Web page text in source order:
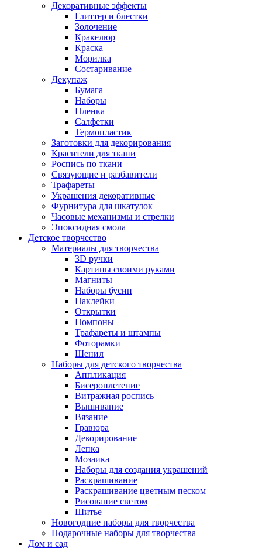
Декоративные эффекты
Глиттер и блестки
Золочение
Кракелюр
Краска
Морилка
Состаривание
Декупаж
Бумага
Наборы
Пленка
Салфетки
Термопластик
Заготовки для декорирования
Красители для ткани
Роспись по ткани
Связующие и разбавители
Трафареты
Украшения декоративные
Фурнитура для шкатулок
Часовые механизмы и стрелки
Эпоксидная смола
Детское творчество
Материалы для творчества
3D ручки
Картины своими руками
Магниты
Наборы бусин
Наклейки
Открытки
Помпоны
Трафареты и штампы
Фоторамки
Шенил
Наборы для детского творчества
Аппликация
Бисероплетение
Витражная роспись
Вышивание
Вязание
Гравюра
Декорирование
Лепка
Мозаика
Наборы для создания украшений
Раскрашивание
Раскрашивание цветным песком
Рисование светом
Шитье
Новогодние наборы для творчества
Подарочные наборы для творчества
Дом и сад